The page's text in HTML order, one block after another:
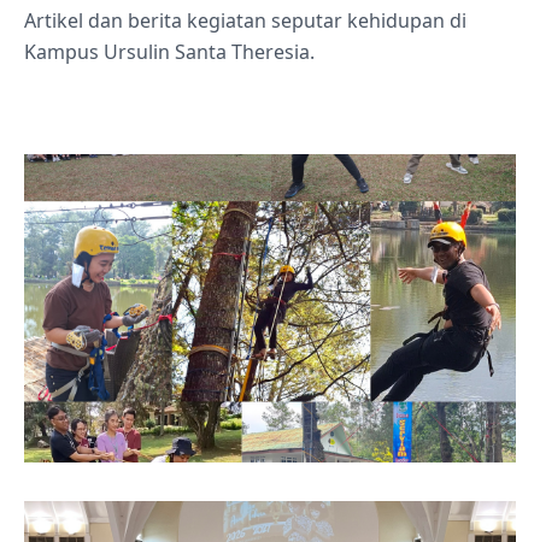
Artikel dan berita kegiatan seputar kehidupan di
Kampus Ursulin Santa Theresia.